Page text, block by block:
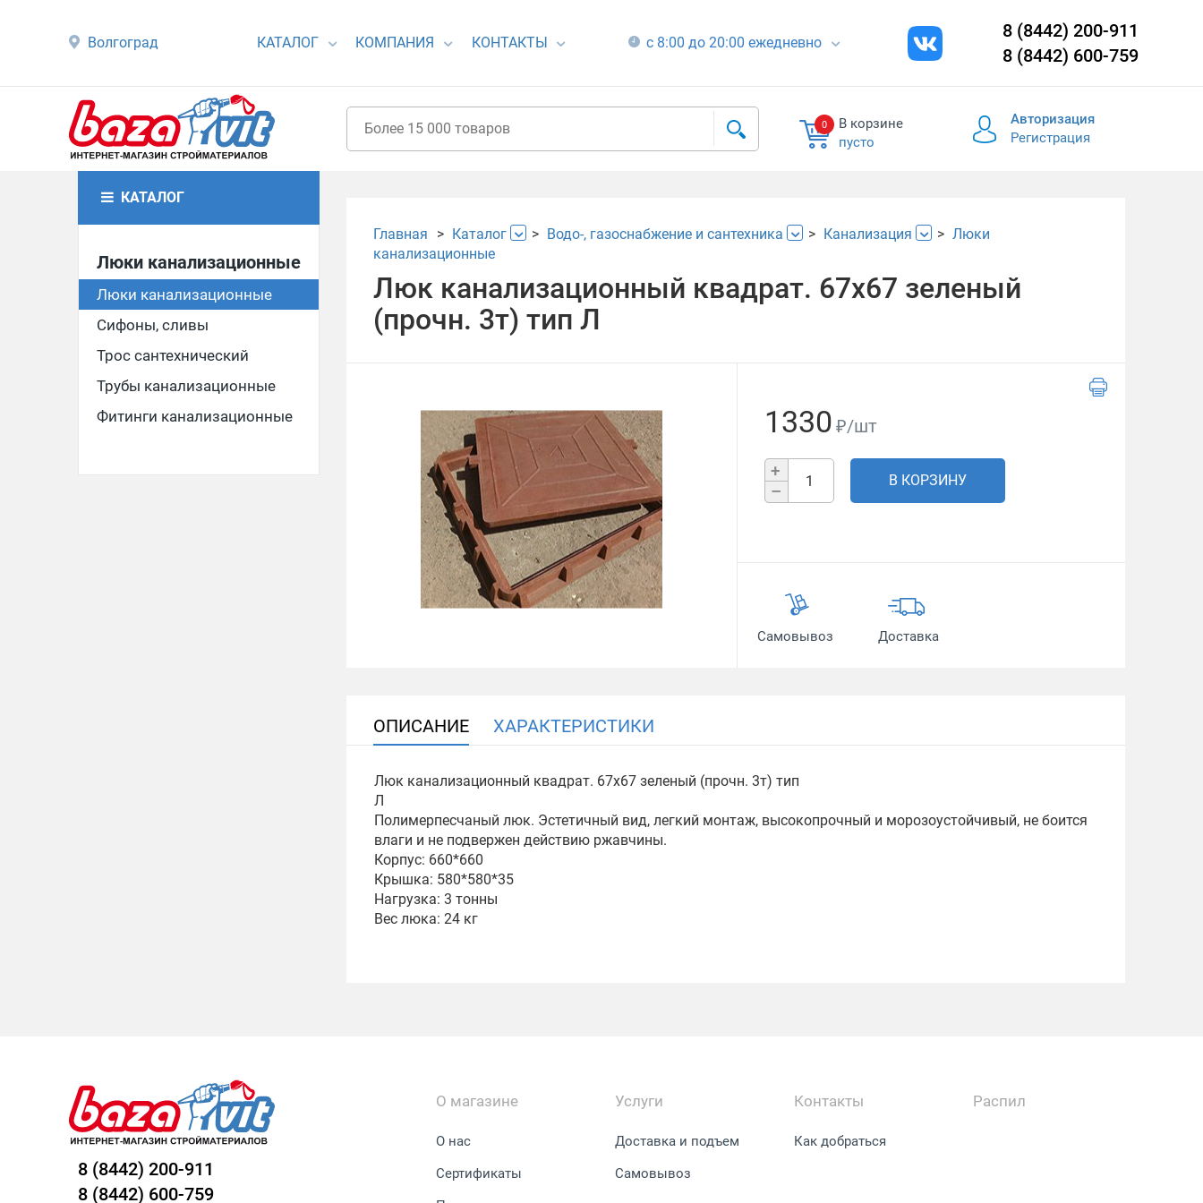
Волгоград КАТАЛОГ КОМПАНИЯ КОНТАКТЫ с 8:00 до 20:00 ежедневно
8 (8442) 200-911
8 (8442) 600-759
0
В корзине
пусто
Авторизация
Регистрация
КАТАЛОГ
Люки канализационные
Люки канализационные
Сифоны, сливы
Трос сантехнический
Трубы канализационные
Фитинги канализационные
Главная Каталог Водо-, газоснабжение и сантехника Канализация
Люки
канализационные
Люк канализационный квадрат. 67х67 зеленый
(прочн. 3т) тип Л
1330 ₽/шт
+
–
В КОРЗИНУ
Самовывоз Доставка
ОПИСАНИЕ ХАРАКТЕРИСТИКИ
Люк канализационный квадрат. 67х67 зеленый (прочн. 3т) тип
Полимерпесчаный люк. Эстетичный вид, легкий монтаж, высокопрочный и морозоустойчивый, не боится
влаги и не подвержен действию ржавчины.
Корпус: 660*660
Крышка: 580*580*35
Нагрузка: 3 тонны
Вес люка: 24 кг
8 (8442) 200-911
8 (8442) 600-759
О магазине
О нас
Сертификаты
Услуги
Доставка и подъем
Самовывоз
Контакты
Как добраться
Распил